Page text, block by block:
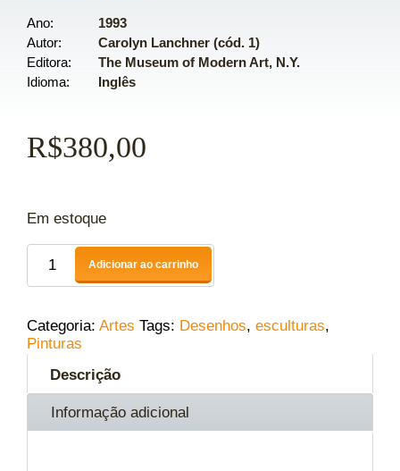
Ano
1993
Autor
Carolyn Lanchner (cód. 1)
Editora
The Museum of Modern Art, N.Y.
Idioma
Inglês
R$380,00
Em estoque
Adicionar ao carrinho
Categoria: Artes Tags: Desenhos, esculturas,
Pinturas
Descrição
Informação adicional